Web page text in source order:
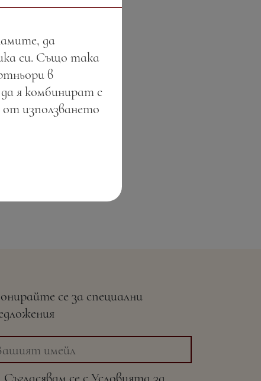
се за специални
да
си. Също така
в
я комбинират с
използването